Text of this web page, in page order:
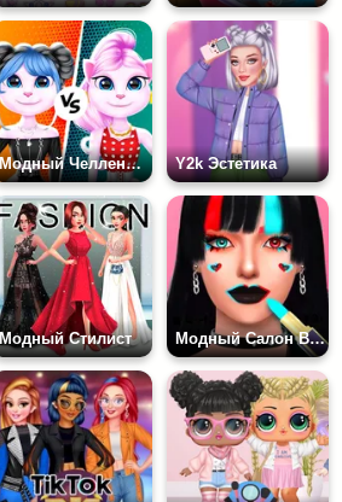
Модный Челлендж Девушек Кошек Y2k Эстетика
Модный Стилист Модный Салон Визажиста